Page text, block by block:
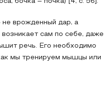
врожденный дар, а
сам по себе, даже
речь. Его необходимо
мы тренируем мышцы или